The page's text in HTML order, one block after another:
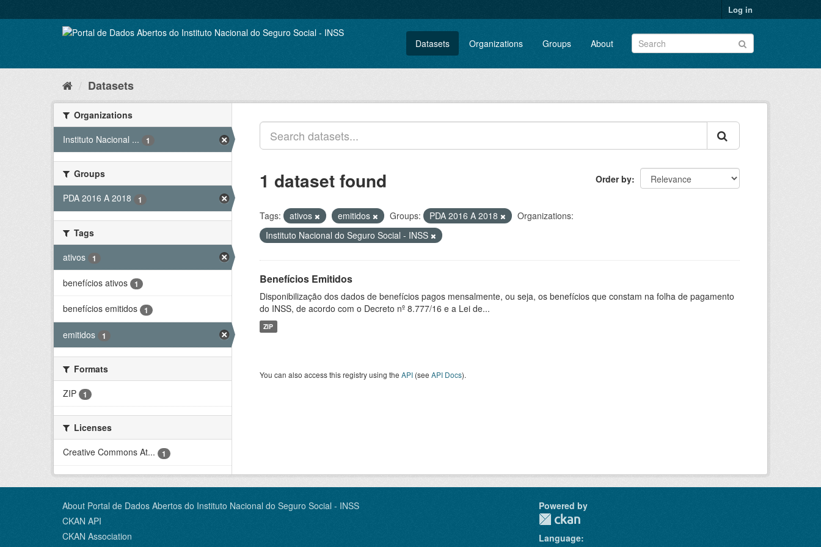
to
Log in
Datasets Organizations Groups About
Datasets
Organizations
Instituto Nacional ...
1
Groups
PDA 2016 A 2018
1
Tags
ativos
1
benefícios ativos 1
benefícios emitidos 1
emitidos 1
Formats
ZIP
1
Licenses
Creative Commons At...
1
Order by
1 dataset found
Tags: ativos emitidos Groups: PDA 2016 A 2018
Organizations:
Instituto Nacional do Seguro Social - INSS
Benefícios Emitidos
Disponibilização dos dados de benefícios pagos mensalmente, ou seja, os benefícios que constam na folha de pagamento
do INSS, de acordo com o Decreto nº 8.777/16 e a Lei de...
ZIP
You can also access this registry using the API (see API Docs).
About Portal de Dados Abertos do Instituto Nacional do Seguro Social - INSS
CKAN API
CKAN Association
Powered by
Language